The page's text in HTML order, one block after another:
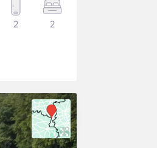
2 2